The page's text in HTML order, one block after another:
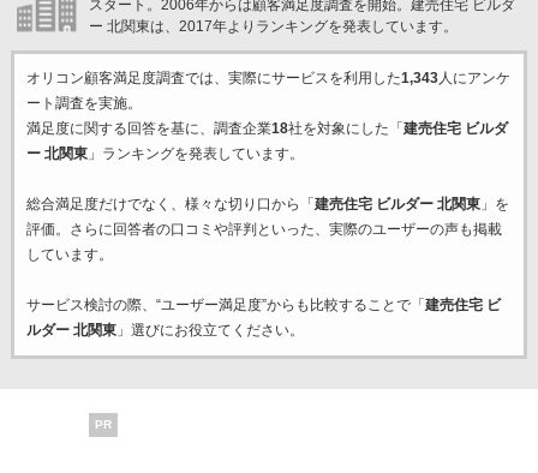
スタート。2006年からは顧客満足度調査を開始。建売住宅 ビルダ
ー 北関東は、2017年よりランキングを発表しています。
オリコン顧客満足度調査では、実際にサービスを利用した1,343人にアンケ
ート調査を実施。
満足度に関する回答を基に、調査企業18社を対象にした「 建売住宅 ビルダ
ー 北関東」ランキングを発表しています。
総合満足度だけでなく、様々な切り口から「 建売住宅 ビルダー 北関東」を
評価。さらに回答者の口コミや評判といった、実際のユーザーの声も掲載
しています。
サービス検討の際、“ユーザー満足度”からも比較することで「 建売住宅 ビ
ルダー 北関東」選びにお役立てください。
PR